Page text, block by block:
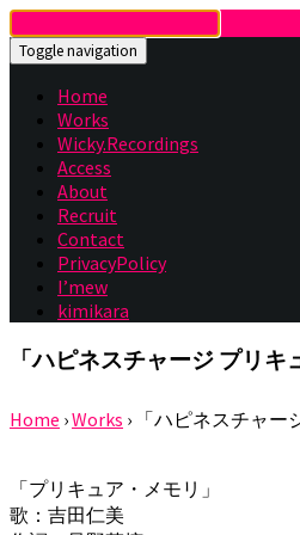
Toggle navigation
Home
Works
Wicky.Recordings
Access
About
Recruit
Contact
PrivacyPolicy
I’mew
kimikara
「ハピネスチャージ プリ
Home ›Works › 「ハピネスチャー
「プリキュア・メモリ」
歌：吉田仁美